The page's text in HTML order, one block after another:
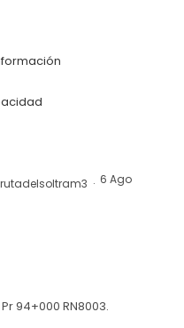
· 6 Ago
94+000 RN8003.